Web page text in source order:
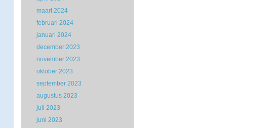
maart 2024
februari 2024
januari 2024
december 2023
november 2023
oktober 2023
september 2023
augustus 2023
juli 2023
juni 2023